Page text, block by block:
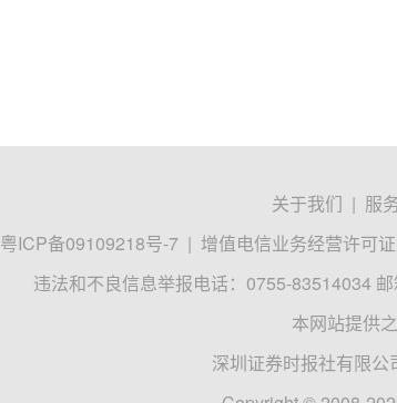
关于我们 | 服
粤ICP备09109218号-7 | 增值电信业务经营许可
违法和不良信息举报电话：0755-83514034 邮
本网站提供
深圳证券时报社有限公